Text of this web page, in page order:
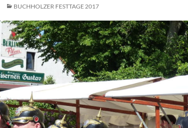
BUCHHOLZER FESTTAGE 2017